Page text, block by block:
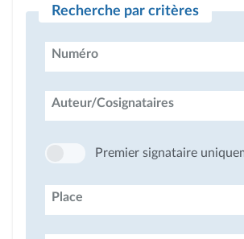
Recherche par critères
Numéro
Auteur/Cosignataires
Premier signataire
Place